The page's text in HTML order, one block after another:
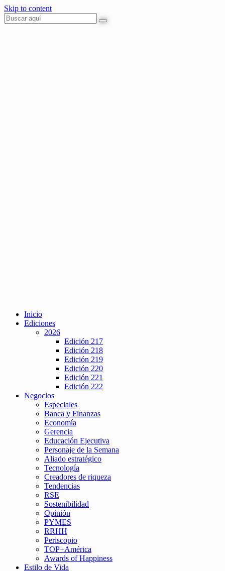
Skip to content
Inicio
Ediciones
2026
Edición 217
Edición 218
Edición 219
Edición 220
Edición 221
Edición 222
Negocios
Especiales
Banca y Finanzas
Economía
Gerencia
Educación Ejecutiva
Personaje de la Semana
Aliado estratégico
Tecnología
Creadores de riqueza
Tendencias
RSE
Sostenibilidad
Opinión
PYMES
RRHH
Periscopio
TOP+América
Awards of Happiness
Estilo de Vida